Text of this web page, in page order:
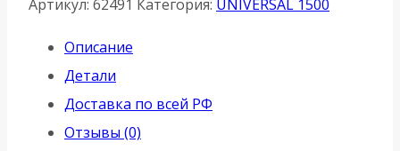
(Армадилло)
скрытой
установки
U3D1500.VPG
Артикул: 62491 Категория: UNIVERSAL 1500
Описание
Детали
Доставка по всей РФ
Отзывы (0)